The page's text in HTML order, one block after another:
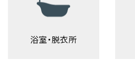
浴室・脱衣所